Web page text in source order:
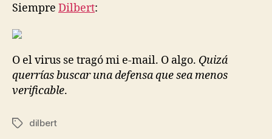
Siempre Dilbert:
O el virus se tragó mi e-mail. O algo. Quizá
querrías buscar una defensa que sea menos
verificable.
Etiquetas
dilbert